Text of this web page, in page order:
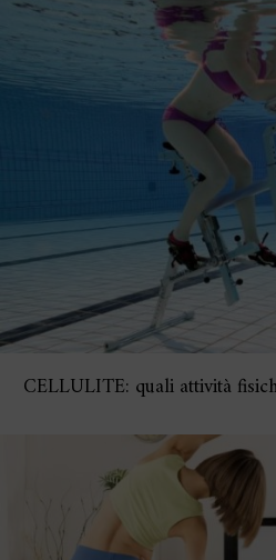
CELLULITE: quali attività